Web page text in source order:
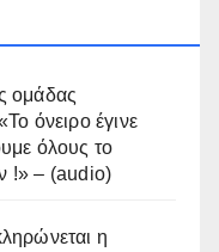
ομάδας
όνειρο έγινε
όλους το
!» – (audio)
η